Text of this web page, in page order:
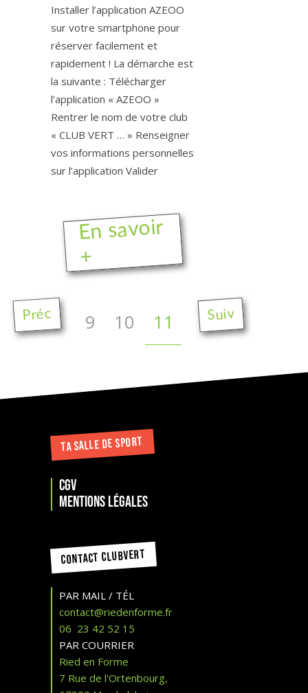
Installer l’application AZEOO
sur votre smartphone pour
réserver facilement et
rapidement ! La démarche est
la suivante : Télécharger
l’application « AZEOO »
Rentrer le nom de votre club
« CLUB VERT … » Renseigner
vos informations personnelles
sur l’application Valider
En savoir
+
Préc 9 10 11 Suiv
TA SALLE DE SPORT
CGV
Mentions légales
CONTACT CLUBVERT
PAR MAIL / TÉL
contact@riedenforme.fr
06 23 42 52 15
PAR COURRIER
Ried en Forme
7 Rue de l'Ortenbourg,